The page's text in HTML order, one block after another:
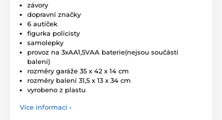
závory
dopravní značky
6 autíček
figurka policisty
samolepky
provoz na 3xAA1,5VAA baterie(nejsou součásti
balení)
rozměry garáže 35 x 42 x 14 cm
rozměry balení 31,5 x 13 x 34 cm
vyrobeno z plastu
Více informací ›